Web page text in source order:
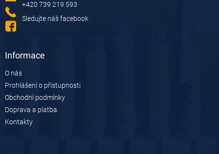
+420 739 219 593
Sledujte náš facebook
Informace
O nás
Prohlášení o přístupnosti
Obchodní podmínky
Doprava a platba
Kontakty